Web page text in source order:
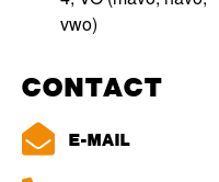
vwo)
CONTACT
E-MAIL